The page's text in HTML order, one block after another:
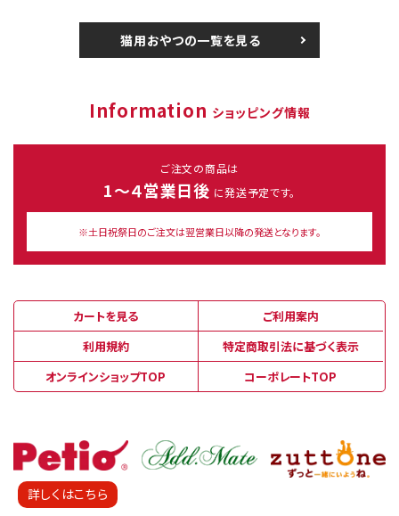
猫用おやつの一覧を見る
Information ショッピング情報
ご注文の商品は
1～４営業日後 に発送予定です。
※土日祝祭日のご注文は翌営業日以降の発送となります。
カートを見る
ご利用案内
利用規約
特定商取引法に基づく表示
オンラインショップTOP
コーポレートTOP
詳しくはこちら